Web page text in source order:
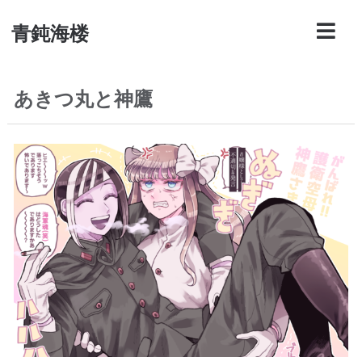
青鈍海楼
あきつ丸と神鷹